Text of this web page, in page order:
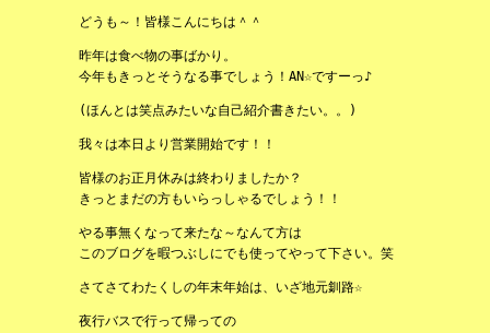
どうも～！皆様こんにちは＾＾
昨年は食べ物の事ばかり。
今年もきっとそうなる事でしょう！AN☆ですーっ♪
(ほんとは笑点みたいな自己紹介書きたい。。)
我々は本日より営業開始です！！
皆様のお正月休みは終わりましたか？
きっとまだの方もいらっしゃるでしょう！！
やる事無くなって来たな～なんて方は
このブログを暇つぶしにでも使ってやって下さい。笑
さてさてわたくしの年末年始は、いざ地元釧路☆
夜行バスで行って帰っての